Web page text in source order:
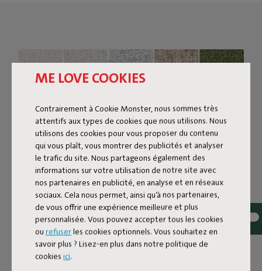
ME LOVE COOKIES
Contrairement à Cookie Monster, nous sommes très
attentifs aux types de cookies que nous utilisons. Nous
utilisons des cookies pour vous proposer du contenu
qui vous plaît, vous montrer des publicités et analyser
le trafic du site. Nous partageons également des
informations sur votre utilisation de notre site avec
nos partenaires en publicité, en analyse et en réseaux
sociaux. Cela nous permet, ainsi qu’à nos partenaires,
de vous offrir une expérience meilleure et plus
personnalisée. Vous pouvez accepter tous les cookies
ou refuserles cookies optionnels. Vous souhaitez en
savoir plus ? Lisez-en plus dans notre politique de
cookies ici.
Tissu bouclé
Le Sumo Sofa Bouclé est fabriqué en polyester recyclé
avec une luxueuse structure bouclée. Le tissu est ultra